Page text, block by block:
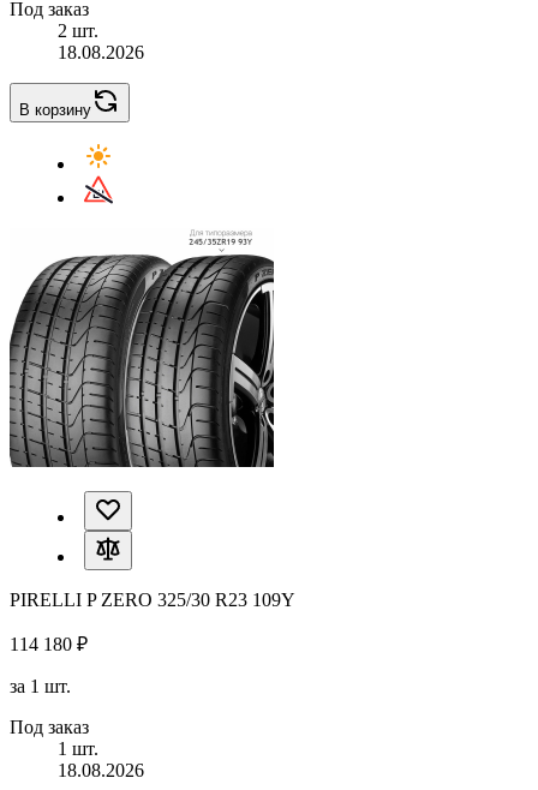
Под заказ
2 шт.
18.08.2026
В корзину
PIRELLI P ZERO 325/30 R23 109Y
114 180 ₽
за 1 шт.
Под заказ
1 шт.
18.08.2026